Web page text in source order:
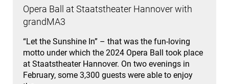
Opera Ball at Staatstheater Hannover with
grandMA3
“Let the Sunshine In” – that was the fun-loving
motto under which the 2024 Opera Ball took place
at Staatstheater Hannover. On two evenings in
February, some 3,300 guests were able to enjoy